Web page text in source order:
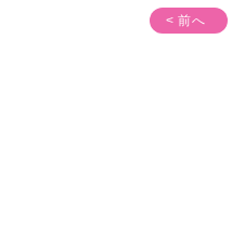
< 前へ